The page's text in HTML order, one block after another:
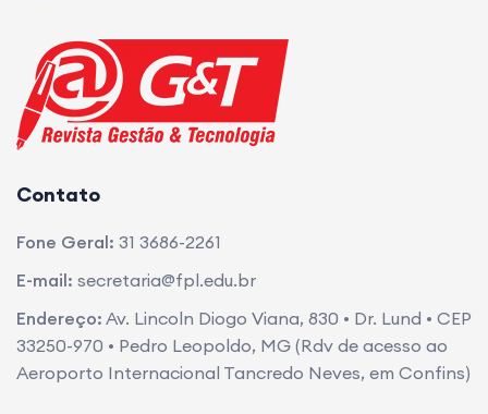
Contato
Fone Geral: 31 3686-2261
E-mail: secretaria@fpl.edu.br
Endereço: Av. Lincoln Diogo Viana, 830 • Dr. Lund • CEP
33250-970 • Pedro Leopoldo, MG (Rdv de acesso ao
Aeroporto Internacional Tancredo Neves, em Confins)